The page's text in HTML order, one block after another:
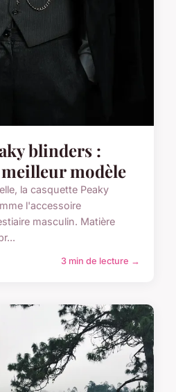
blinders :
modèle
la casquette Peaky
l'accessoire
masculin. Matière
3 min de lecture →